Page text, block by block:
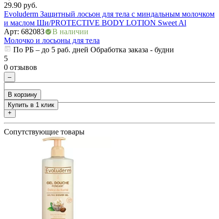
29.90 руб.
Evoluderm Защитный лосьон для тела с миндальным молочком
и маслом Ши/PROTECTIVE BODY LOTION Sweet Al
Арт: 682083
В наличии
Молочко и лосьоны для тела
По РБ – до 5 раб. дней Обработка заказа - будни
5
0 отзывов
–
+
В корзину
Купить в 1 клик
Сопутствующие товары